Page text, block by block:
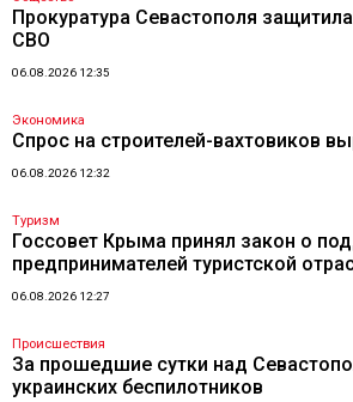
Прокуратура Севастополя
СВО
06.08.2026 12:35
Экономика
Спрос на строителей-вахтовиков
06.08.2026 12:32
Туризм
Госсовет Крыма принял закон о
предпринимателей туристской
06.08.2026 12:27
Происшествия
За прошедшие сутки над
украинских беспилотников